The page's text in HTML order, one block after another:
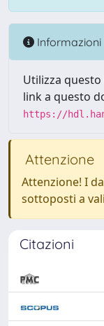
Informazioni
Utilizza
link a questo
https://
Attenzione
Attenzione! I
sottoposti a
Citazioni